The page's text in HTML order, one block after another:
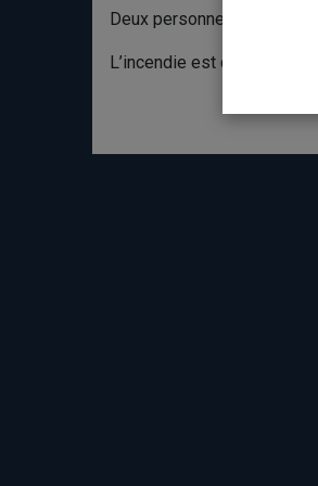
Deux personnes se
L’incendie est d’origine